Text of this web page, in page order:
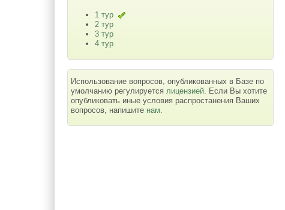
1 тур
2 тур
3 тур
4 тур
Использование вопросов, опубликованных в Базе по
умолчанию регулируется лицензией . Если Вы хотите
опубликовать иные условия распростанения Ваших
вопросов, напишите нам